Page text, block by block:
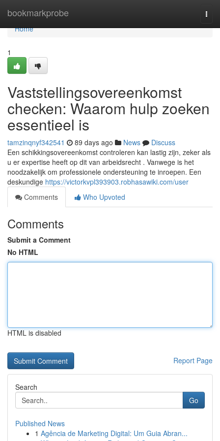
bookmarkprobe
Home
Home
1
Vaststellingsovereenkomst
checken: Waarom hulp zoeken
essentieel is
tamzinqnyf342541 89 days ago News
Discuss
Een schikkingsovereenkomst controleren kan lastig zijn, zeker als
u er expertise heeft op dit van arbeidsrecht . Vanwege is het
noodzakelijk om professionele ondersteuning te inroepen. Een
deskundige https://victorkvpl393903.robhasawiki.com/user
Comments
Who Upvoted
Comments
Submit a Comment
No HTML
HTML is disabled
Report Page
Search
Go
Published News
1 Agência de Marketing Digital: Um Guia Abran...